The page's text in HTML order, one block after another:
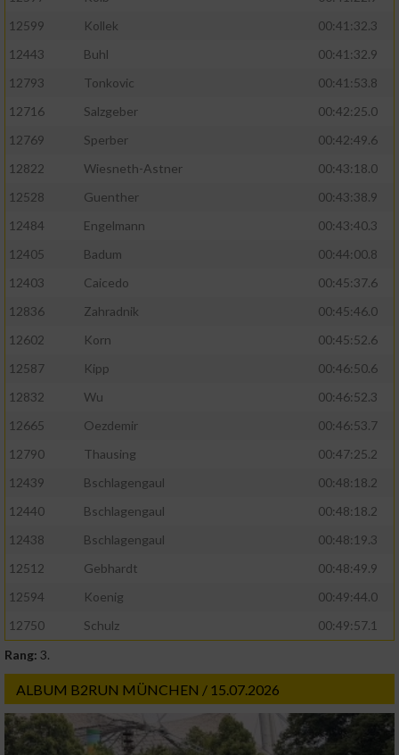
12599
Kollek
00:41:32.3
12443
Buhl
00:41:32.9
12793
Tonkovic
00:41:53.8
12716
Salzgeber
00:42:25.0
12769
Sperber
00:42:49.6
12822
Wiesneth-Astner
00:43:18.0
12528
Guenther
00:43:38.9
12484
Engelmann
00:43:40.3
12405
Badum
00:44:00.8
12403
Caicedo
00:45:37.6
12836
Zahradnik
00:45:46.0
12602
Korn
00:45:52.6
12587
Kipp
00:46:50.6
12832
Wu
00:46:52.3
12665
Oezdemir
00:46:53.7
12790
Thausing
00:47:25.2
12439
Bschlagengaul
00:48:18.2
12440
Bschlagengaul
00:48:18.2
12438
Bschlagengaul
00:48:19.3
12512
Gebhardt
00:48:49.9
12594
Koenig
00:49:44.0
12750
Schulz
00:49:57.1
Rang: 3.
ALBUM B2RUN MÜNCHEN / 15.07.2026